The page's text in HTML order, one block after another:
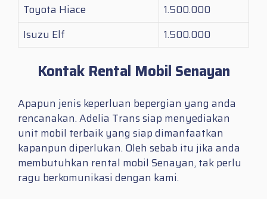
Toyota Hiace
1.500.000
Isuzu Elf
1.500.000
Kontak Rental Mobil Senayan
Apapun jenis keperluan bepergian yang anda
rencanakan. Adelia Trans siap menyediakan
unit mobil terbaik yang siap dimanfaatkan
kapanpun diperlukan. Oleh sebab itu jika anda
membutuhkan rental mobil Senayan, tak perlu
ragu berkomunikasi dengan kami.